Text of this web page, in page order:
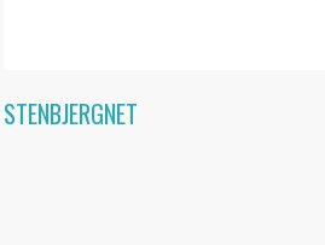
STENBJERGNET